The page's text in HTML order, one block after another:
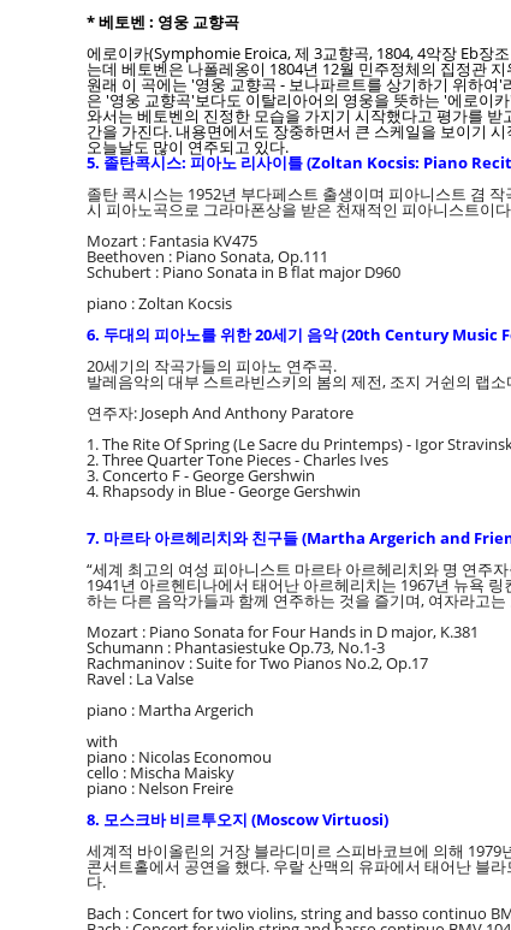
* 베토벤 : 영웅 교향곡
에로이카(Symphomie Eroica, 제 3교향곡, 1804, 4악장 Eb장
는데 베토벤은 나폴레옹이 1804년 12월 민주정체의 집정관
원래 이 곡에는 '영웅 교향곡 - 보나파르트를 상기하기 위하
은 '영웅 교향곡'보다도 이탈리아어의 영웅을 뜻하는 '에로이
와서는 베토벤의 진정한 모습을 가지기 시작했다고 평가를
간을 가진다. 내용면에서도 장중하면서 큰 스케일을 보이기
오늘날도 많이 연주되고 있다.
5. 졸탄콕시스: 피아노 리사이틀 (Zoltan Kocsis: Piano
졸탄 콕시스는 1952년 부다페스트 출생이며 피아니스트 겸
시 피아노곡으로 그라마폰상을 받은 천재적인 피아니스트이
Mozart : Fantasia KV475
Beethoven : Piano Sonata, Op.111
Schubert : Piano Sonata in B flat major D960
piano : Zoltan Kocsis
6. 두대의 피아노를 위한 20세기 음악 (20th Century Music
20세기의 작곡가들의 피아노 연주곡.
발레음악의 대부 스트라빈스키의 봄의 제전, 조지 거쉰의 랩
연주자: Joseph And Anthony Paratore
1. The Rite Of Spring (Le Sacre du Printemps) - Igor
2. Three Quarter Tone Pieces - Charles Ives
3. Concerto F - George Gershwin
4. Rhapsody in Blue - George Gershwin
7. 마르타 아르헤리치와 친구들 (Martha Argerich and
“세계 최고의 여성 피아니스트 마르타 아르헤리치와 명 연주
1941년 아르헨티나에서 태어난 아르헤리치는 1967년 뉴욕
하는 다른 음악가들과 함께 연주하는 것을 즐기며, 여자라고
Mozart : Piano Sonata for Four Hands in D major, K.381
Schumann : Phantasiestuke Op.73, No.1-3
Rachmaninov : Suite for Two Pianos No.2, Op.17
Ravel : La Valse
piano : Martha Argerich
with
piano : Nicolas Economou
cello : Mischa Maisky
piano : Nelson Freire
8. 모스크바 비르투오지 (Moscow Virtuosi)
세계적 바이올린의 거장 블라디미르 스피바코브에 의해
콘서트홀에서 공연을 했다. 우랄 산맥의 유파에서 태어난 블
다.
Bach : Concert for two violins, string and basso continuo